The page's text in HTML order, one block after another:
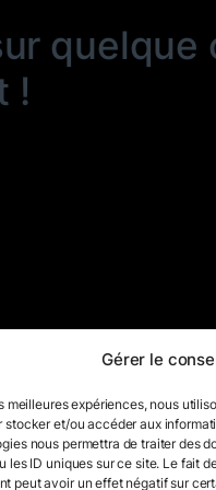
Gérer le
meilleures expériences, nous
stocker et/ou accéder aux
nous permettra de traiter des
les ID uniques sur ce site. Le fait
peut avoir un effet négatif sur
quelque
!